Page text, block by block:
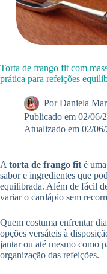
Torta de frango fit com
prática para refeições
Por Daniela
Publicado em 02/06/
Atualizado em 02/
A torta de frango fit é
sabor e ingredientes que
equilibrada. Além de fácil
variar o cardápio sem
Quem costuma enfrentar
opções versáteis à
jantar ou até mesmo como
organização das refeições.